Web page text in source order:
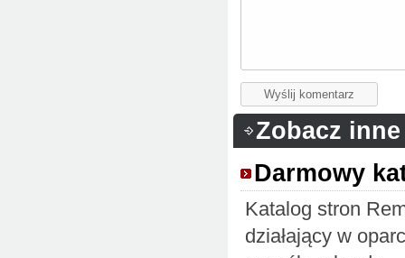
Zobacz
Darmowy
Katalog stron
działający w